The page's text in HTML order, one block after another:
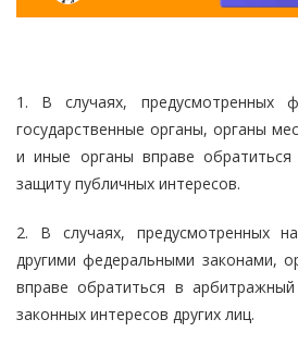
1. В случаях, предусмотренных
государственные органы, органы
и иные органы вправе
защиту публичных интересов.
2. В случаях, предусмотренных
другими федеральными законами,
вправе обратиться в
законных интересов других лиц.